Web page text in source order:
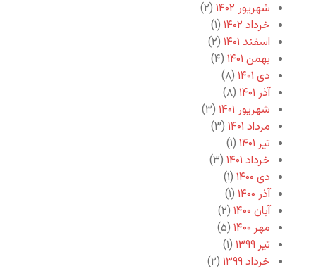
شهریور ۱۴۰۲
(۲)
خرداد ۱۴۰۲
(۱)
اسفند ۱۴۰۱
(۲)
بهمن ۱۴۰۱
(۴)
دی ۱۴۰۱
(۸)
آذر ۱۴۰۱
(۸)
شهریور ۱۴۰۱
(۳)
مرداد ۱۴۰۱
(۳)
تیر ۱۴۰۱
(۱)
خرداد ۱۴۰۱
(۳)
دی ۱۴۰۰
(۱)
آذر ۱۴۰۰
(۱)
آبان ۱۴۰۰
(۲)
مهر ۱۴۰۰
(۵)
تیر ۱۳۹۹
(۱)
خرداد ۱۳۹۹
(۲)